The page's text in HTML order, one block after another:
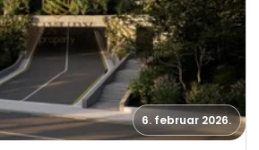
6. februar 2026.